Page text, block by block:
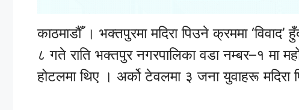
काठमाडौँ । भक्तपुरमा मदिरा पिउने क्रममा
८ गते राति भक्तपुर नगरपालिका वडा नम्बर–१ मा
होटलमा थिए । अर्को टेवलमा ३ जना युवाहरू मदिरा